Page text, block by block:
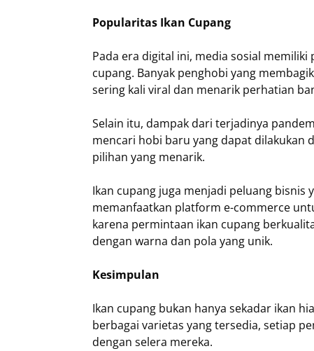
Popularitas Ikan Cupang
Pada era digital ini, media sosial
cupang. Banyak penghobi yang
sering kali viral dan menarik perhatian
Selain itu, dampak dari terjadinya
mencari hobi baru yang dapat dilakukan
pilihan yang menarik.
Ikan cupang juga menjadi peluang bisnis
memanfaatkan platform e-commerce
karena permintaan ikan cupang
dengan warna dan pola yang unik.
Kesimpulan
Ikan cupang bukan hanya sekadar ikan
berbagai varietas yang tersedia, setiap
dengan selera mereka.